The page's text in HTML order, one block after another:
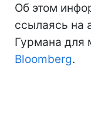
Об этом
ссылаясь на
Гурмана для
Bloomberg.